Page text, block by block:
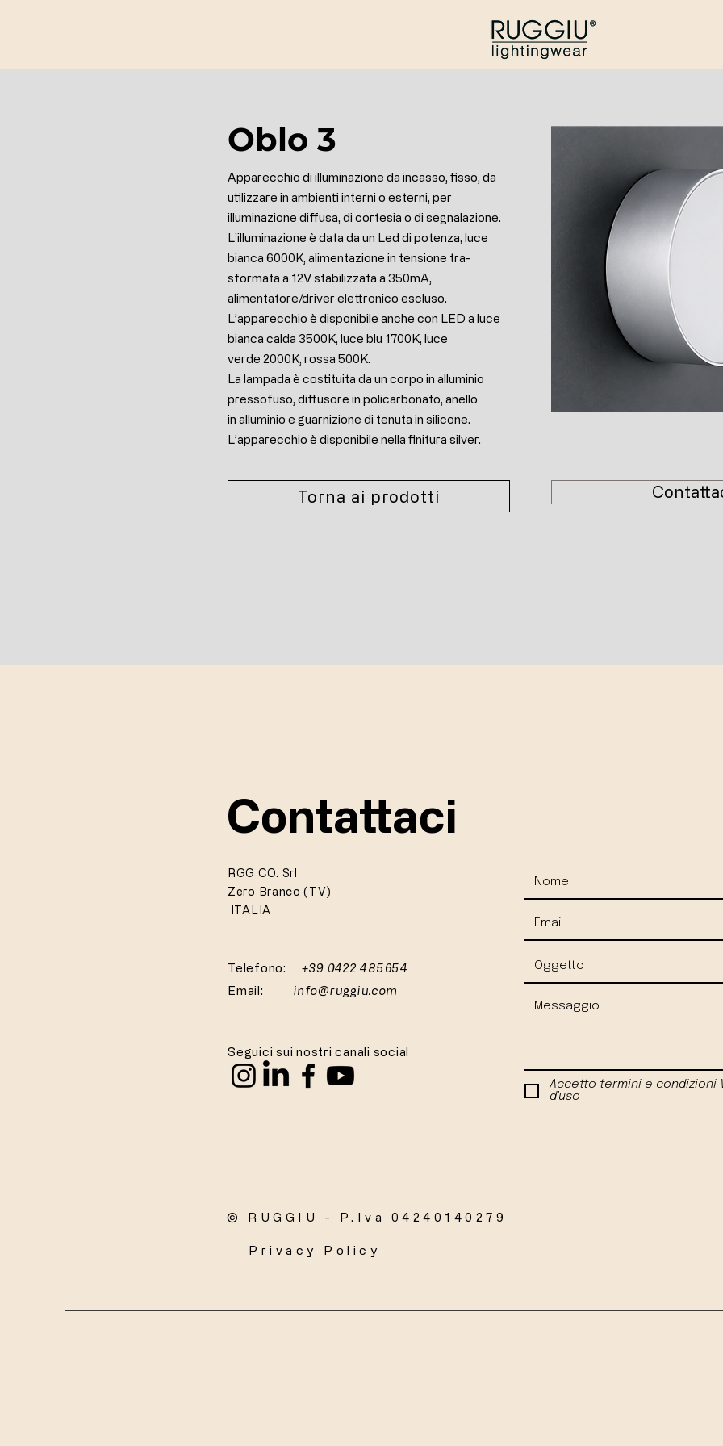
Oblo 3
Apparecchio di illuminazione da incasso, fisso, da
utilizzare in ambienti interni o esterni, per
illuminazione diffusa, di cortesia o di segnalazione.
L’illuminazione è data da un Led di potenza, luce
bianca 6000K, alimentazione in tensione tra-
sformata a 12V stabilizzata a 350mA,
alimentatore/driver elettronico escluso.
L’apparecchio è disponibile anche con LED a luce
bianca calda 3500K, luce blu 1700K, luce
verde 2000K, rossa 500K.
La lampada è costituita da un corpo in alluminio
pressofuso, diffusore in policarbonato, anello
in alluminio e guarnizione di tenuta in silicone.
L’apparecchio è disponibile nella finitura silver.
Torna ai prodotti
Contattaci
RGG CO. Srl
Zero Branco (TV)
ITALIA
Telefono:
+39 0422 485654
Email: info@ruggiu.com
Seguici sui nostri canali social
Accetto termini e condizioni
d'uso
© RUGGIU - P.Iva 04240140279
Privacy Policy